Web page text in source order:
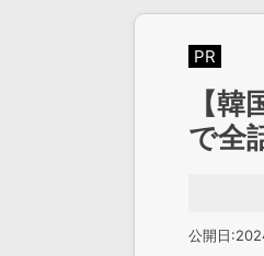
PR
【
で全
公開日